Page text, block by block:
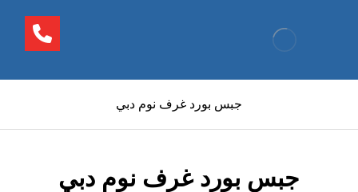
جبس بورد غرف نوم دبي
جبس بورد غرف نوم دبي